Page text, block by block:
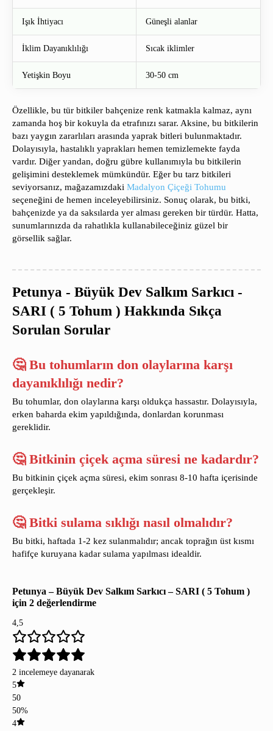
Işık İhtiyacı Güneşli alanlar
İklim Dayanıklılığı Sıcak iklimler
Yetişkin Boyu 30-50 cm
Özellikle, bu tür bitkiler bahçenize renk katmakla kalmaz, aynı
zamanda hoş bir kokuyla da etrafınızı sarar. Aksine, bu bitkilerin
bazı yaygın zararlıları arasında yaprak bitleri bulunmaktadır.
Dolayısıyla, hastalıklı yaprakları hemen temizlemekte fayda
vardır. Diğer yandan, doğru gübre kullanımıyla bu bitkilerin
gelişimini desteklemek mümkündür. Eğer bu tarz bitkileri
seviyorsanız, mağazamızdaki Madalyon Çiçeği Tohumu
seçeneğini de hemen inceleyebilirsiniz. Sonuç olarak, bu bitki,
bahçenizde ya da saksılarda yer alması gereken bir türdür. Hatta,
sunumlarınızda da rahatlıkla kullanabileceğiniz güzel bir
görsellik sağlar.
Petunya - Büyük Dev Salkım Sarkıcı -
SARI ( 5 Tohum ) Hakkında Sıkça
Sorulan Sorular
🤔 Bu tohumların don olaylarına karşı
dayanıklılığı nedir?
Bu tohumlar, don olaylarına karşı oldukça hassastır. Dolayısıyla,
erken baharda ekim yapıldığında, donlardan korunması
gereklidir.
🤔 Bitkinin çiçek açma süresi ne kadardır?
Bu bitkinin çiçek açma süresi, ekim sonrası 8-10 hafta içerisinde
gerçekleşir.
🤔 Bitki sulama sıklığı nasıl olmalıdır?
Bu bitki, haftada 1-2 kez sulanmalıdır; ancak toprağın üst kısmı
hafifçe kuruyana kadar sulama yapılması idealdir.
Petunya – Büyük Dev Salkım Sarkıcı – SARI ( 5 Tohum )
için 2 değerlendirme
4,5
2 incelemeye dayanarak
5
50
50%
4